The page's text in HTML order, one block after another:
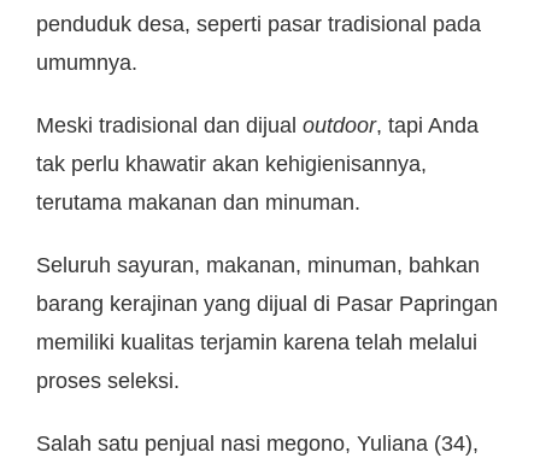
penduduk desa, seperti pasar tradisional pada
umumnya.
Meski tradisional dan dijual outdoor, tapi Anda
tak perlu khawatir akan kehigienisannya,
terutama makanan dan minuman.
Seluruh sayuran, makanan, minuman, bahkan
barang kerajinan yang dijual di Pasar Papringan
memiliki kualitas terjamin karena telah melalui
proses seleksi.
Salah satu penjual nasi megono, Yuliana (34),